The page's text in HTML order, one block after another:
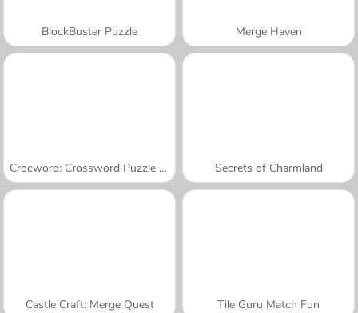
BlockBuster Puzzle Merge Haven
Crocword: Crossword Puzzle Game Secrets of Charmland
Castle Craft: Merge Quest Tile Guru Match Fun